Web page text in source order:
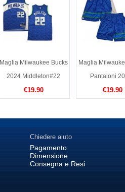
Maglia Milwaukee Bucks
2024 Middleton#22
€19.90
Maglia
Pantaloni
€19.90
Chiedere aiuto
Pagamento
Dimensione
Consegna e Resi